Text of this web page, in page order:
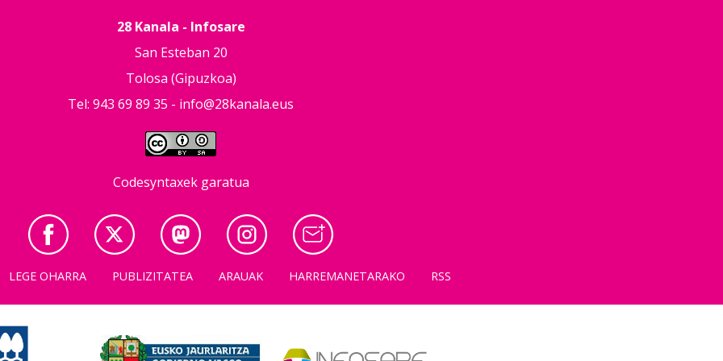
28 Kanala - Infosare
San Esteban 20
Tolosa (Gipuzkoa)
Tel: 943 69 89 35 - info@28kanala.eus
Codesyntaxek garatua
LEGE OHARRA PUBLIZITATEA ARAUAK HARREMANETARAKO RSS